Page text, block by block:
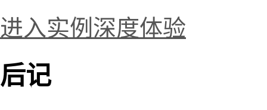
进入实例深度体验
后记